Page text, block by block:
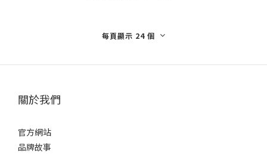
每頁顯示 24 個
關於我們
官方網站
品牌故事